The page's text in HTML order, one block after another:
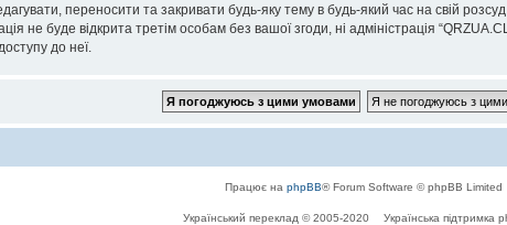
переносити та закривати будь-яку тему в будь-який час на свій
не буде відкрита третім особам без вашої згоди, ні адміністрація
до неї.
Працює на phpBB® Forum Software © phpBB Limited
Український переклад © 2005-2020 Українська підтримка